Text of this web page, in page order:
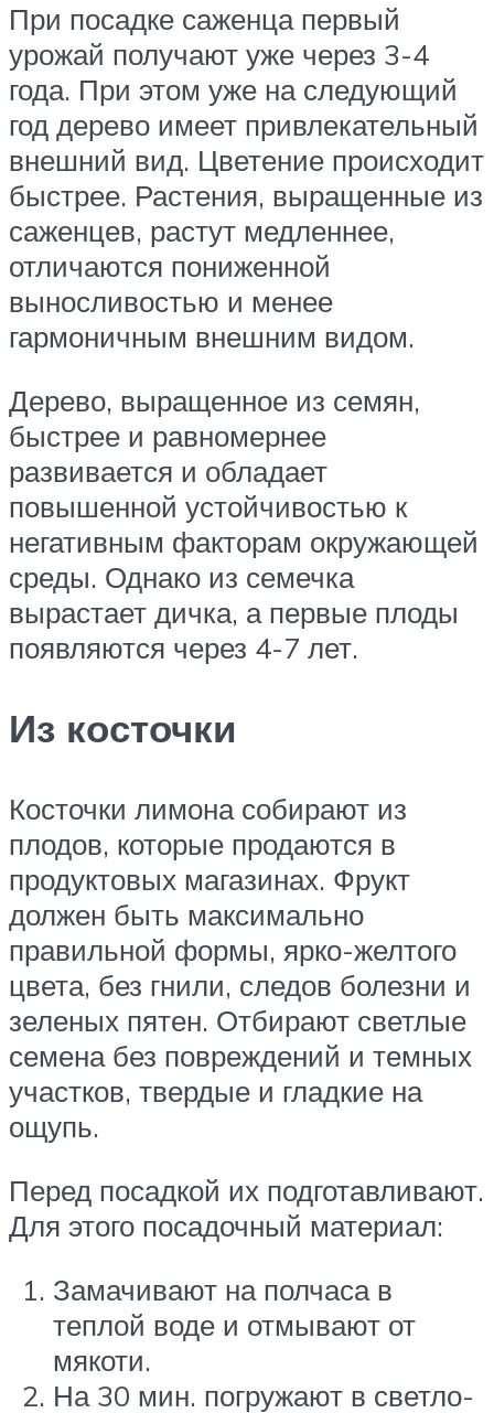
При посадке саженца первый
урожай получают уже через 3-4
года. При этом уже на следующий
год дерево имеет привлекательный
внешний вид. Цветение происходит
быстрее. Растения, выращенные из
саженцев, растут медленнее,
отличаются пониженной
выносливостью и менее
гармоничным внешним видом.
Дерево, выращенное из семян,
быстрее и равномернее
развивается и обладает
повышенной устойчивостью к
негативным факторам окружающей
среды. Однако из семечка
вырастает дичка, а первые плоды
появляются через 4-7 лет.
Из косточки
Косточки лимона собирают из
плодов, которые продаются в
продуктовых магазинах. Фрукт
должен быть максимально
правильной формы, ярко-желтого
цвета, без гнили, следов болезни и
зеленых пятен. Отбирают светлые
семена без повреждений и темных
участков, твердые и гладкие на
ощупь.
Перед посадкой их подготавливают.
Для этого посадочный материал:
Замачивают на полчаса в
теплой воде и отмывают от
мякоти.
На 30 мин. погружают в светло-